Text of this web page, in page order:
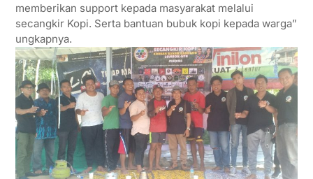
memberikan support kepada masyarakat melalui
secangkir Kopi. Serta bantuan bubuk kopi kepada warga”
ungkapnya.